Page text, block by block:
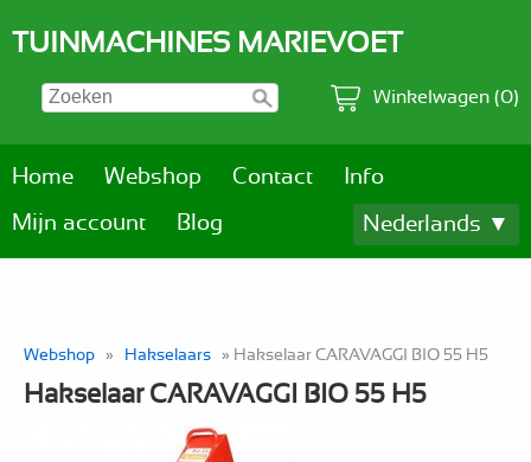
TUINMACHINES MARIEVOET
Winkelwagen (0)
Home Webshop Contact Info
Mijn account Blog Nederlands ▼
Webshop » Hakselaars » Hakselaar CARAVAGGI BIO 55 H5
Hakselaar CARAVAGGI BIO 55 H5